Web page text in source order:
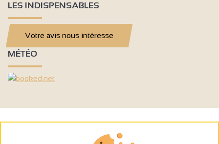
LES INDISPENSABLES
Votre avis nous intéresse
MÉTÉO